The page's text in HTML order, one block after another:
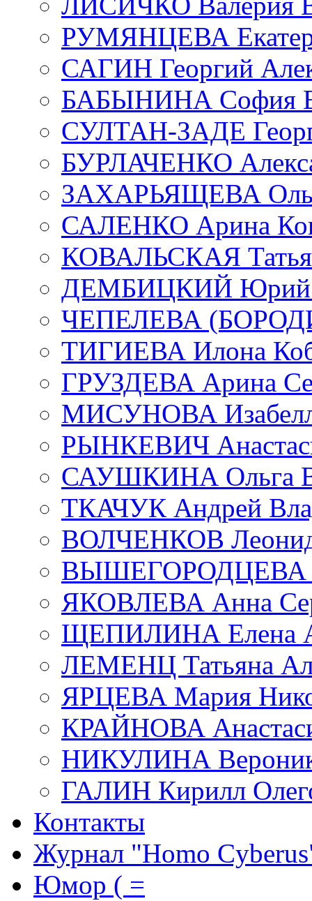
РУМЯНЦЕВА
САГИН Георгий
БАБЫНИНА София
СУЛТАН-ЗАДЕ
БУРЛАЧЕНКО
ЗАХАРЬЯЩЕВА
САЛЕНКО Арина
КОВАЛЬСКАЯ
ДЕМБИЦКИЙ Юрий
ЧЕПЕЛЕВА
ТИГИЕВА Илона
ГРУЗДЕВА Арина
МИСУНОВА
РЫНКЕВИЧ
САУШКИНА Ольга
ТКАЧУК Андрей
ВОЛЧЕНКОВ Леонид
ВЫШЕГОРОДЦЕВА
ЯКОВЛЕВА Анна
ЩЕПИЛИНА Елена
ЛЕМЕНЦ Татьяна
ЯРЦЕВА Мария
КРАЙНОВА
НИКУЛИНА
ГАЛИН Кирилл
Контакты
Журнал "Homo
Юмор ( =